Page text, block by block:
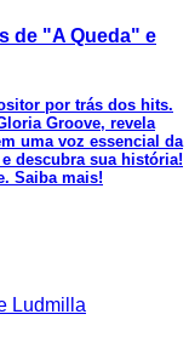
de "A Queda" e
por trás dos hits.
Groove, revela
uma voz essencial da
descubra sua história!
Saiba mais!